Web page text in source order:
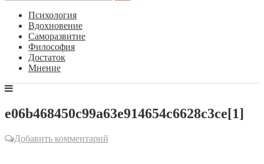
Психология
Вдохновение
Саморазвитие
Философия
Достаток
Мнение
e06b468450c99a63e914654c6628c3ce[1]
Добавить комментарий